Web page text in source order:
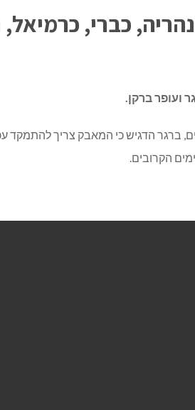
כברי, כרמיאל,
ועופר ברקן.
ברגר הדגיש כי המאבק צריך
הקרובים.